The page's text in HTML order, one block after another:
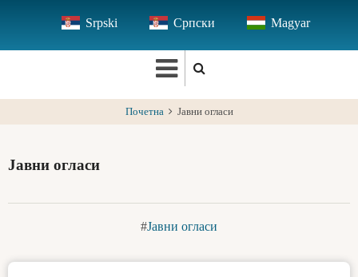
main
Srpski Српски Magyar
Почетна Јавни огласи
Јавни огласи
Јавни огласи